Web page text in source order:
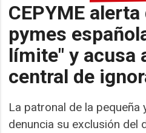
CEPYME
pymes
límite" y acusa
central de
La patronal de la pequeña
denuncia su exclusión del